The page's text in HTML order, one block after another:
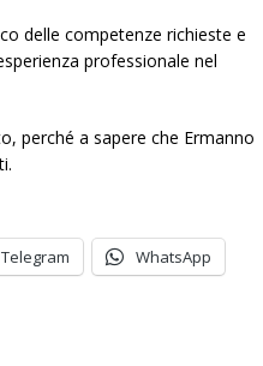
delle competenze richieste e
professionale nel
perché a sapere che Ermanno
Telegram WhatsApp